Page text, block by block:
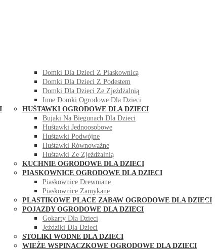
Domki Dla Dzieci Z Piaskownicą
Domki Dla Dzieci Z Podestem
Domki Dla Dzieci Ze Zjeżdżalnią
Inne Domki Ogrodowe Dla Dzieci
HUŚTAWKI OGRODOWE DLA DZIECI
Bujaki Na Biegunach Dla Dzieci
Huśtawki Jednoosobowe
Huśtawki Podwójne
Huśtawki Równoważne
Huśtawki Ze Zjeżdżalnią
KUCHNIE OGRODOWE DLA DZIECI
PIASKOWNICE OGRODOWE DLA DZIECI
Piaskownice Drewniane
Piaskownice Zamykane
PLASTIKOWE PLACE ZABAW OGRODOWE DLA DZIECI
POJAZDY OGRODOWE DLA DZIECI
Gokarty Dla Dzieci
Jeździki Dla Dzieci
STOLIKI WODNE DLA DZIECI
WIEŻE WSPINACZKOWE OGRODOWE DLA DZIECI